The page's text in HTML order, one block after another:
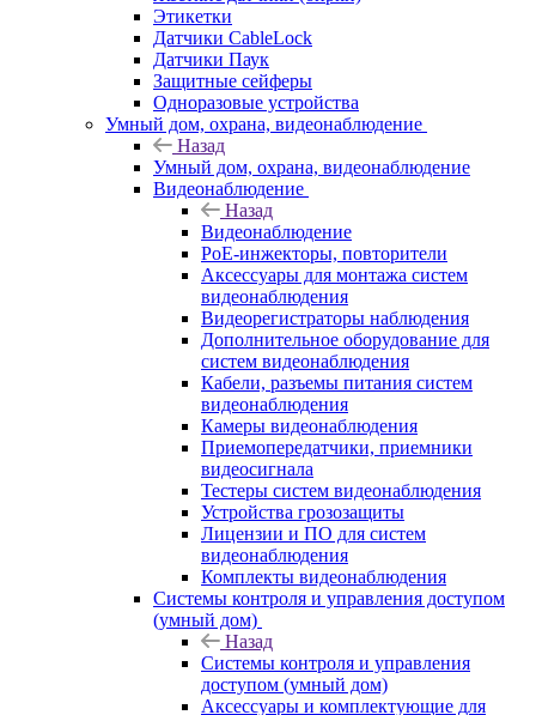
Этикетки
Датчики CableLock
Датчики Паук
Защитные сейферы
Одноразовые устройства
Умный дом, охрана, видеонаблюдение
Назад
Умный дом, охрана, видеонаблюдение
Видеонаблюдение
Назад
Видеонаблюдение
PoE-инжекторы, повторители
Аксессуары для монтажа систем
видеонаблюдения
Видеорегистраторы наблюдения
Дополнительное оборудование для
систем видеонаблюдения
Кабели, разъемы питания систем
видеонаблюдения
Камеры видеонаблюдения
Приемопередатчики, приемники
видеосигнала
Тестеры систем видеонаблюдения
Устройства грозозащиты
Лицензии и ПО для систем
видеонаблюдения
Комплекты видеонаблюдения
Системы контроля и управления доступом
(умный дом)
Назад
Системы контроля и управления
доступом (умный дом)
Аксессуары и комплектующие для